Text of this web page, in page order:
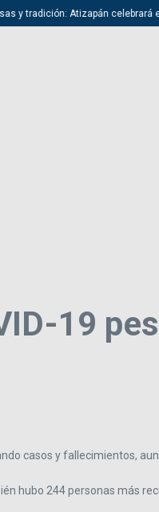
tradición: Atizapán celebrará el
19
casos y fallecimientos,
hubo 244 personas más